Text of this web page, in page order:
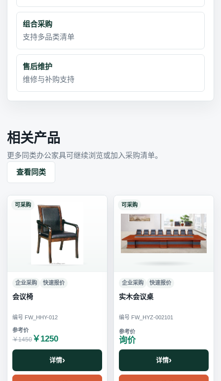
组合采购
支持多品类清单
售后维护
维修与补购支持
相关产品
更多同类办公家具可继续浏览或加入采购清单。
查看同类
可采购
企业采购 快速报价
会议椅
编号 FW_HHY-012
￥1450 ￥1250
详情
可采购
企业采购 快速报价
实木会议桌
编号 FW_HYZ-002101
询价
详情